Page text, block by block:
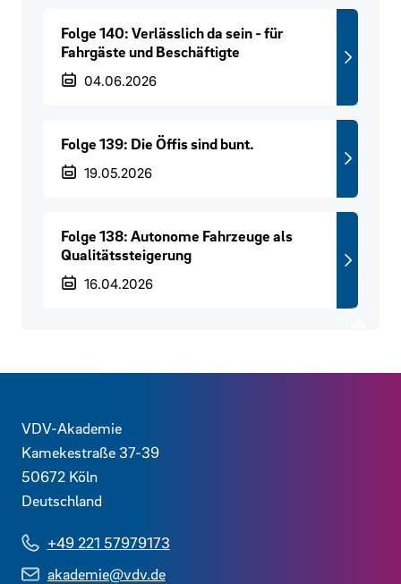
Folge 140: Verlässlich da sein - für
Fahrgäste und Beschäftigte
Veröffentlichungsdatum
04.06.2026
Folge 139: Die Öffis sind bunt.
Veröffentlichungsdatum
19.05.2026
Folge 138: Autonome Fahrzeuge als
Qualitätssteigerung
Veröffentlichungsdatum
16.04.2026
Kontaktdaten und weitere Links
VDV-Akademie
Kamekestraße 37-39
50672 Köln
Deutschland
+49 221 57979173
akademie@vdv.de